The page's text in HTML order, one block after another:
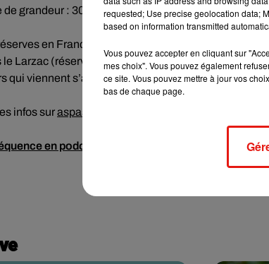
de grandeur : 30€ permettraient de libérer 200m2
en France, dans la Drôme (réserve du Grand
le Larzac (réserve du Ranquas)... Dernière
qui viennent s’ajouter aux 650 déjà existantes.
infos suraspas-nature.org
en podcast
requested; Use precise geolocation data;
based on information transmitted
Vous pouvez accepter en cliquant sur
mes choix". Vous pouvez également
ce site. Vous pouvez mettre à jour vos
bas de chaque page.